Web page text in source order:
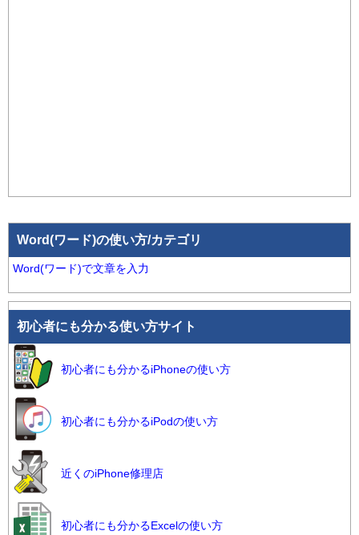
Word(ワード)の使い方/カテゴリ
Word(ワード)で文章を入力
初心者にも分かる使い方サイト
初心者にも分かるiPhoneの使い方
初心者にも分かるiPodの使い方
近くのiPhone修理店
初心者にも分かるExcelの使い方